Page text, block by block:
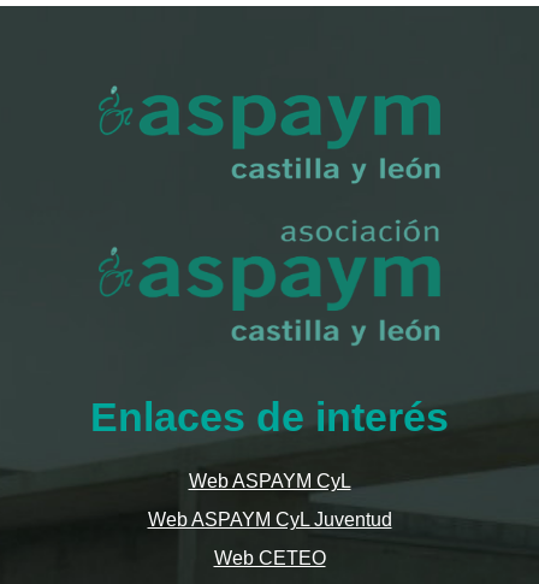
Enlaces de interés
Web ASPAYM CyL
Web ASPAYM CyL Juventud
Web CETEO